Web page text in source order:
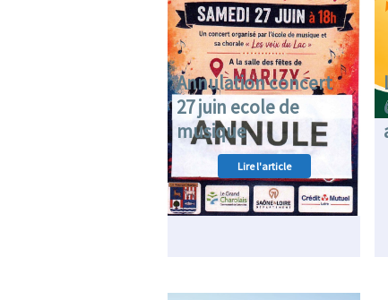
Annulation concert
27 juin ecole de
musique
Lire l'article